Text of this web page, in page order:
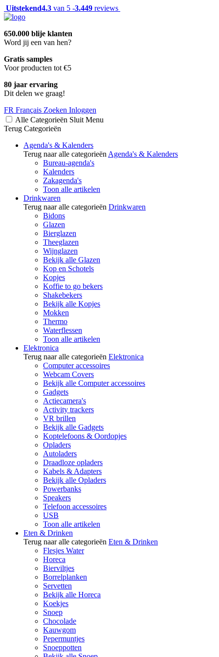
Uitstekend4.3 van 5 -3.449 reviews
650.000 blije klanten
Word jij een van hen?
Gratis samples
Voor producten tot €5
80 jaar ervaring
Dit delen we graag!
FR Français Zoeken Inloggen
Alle Categorieën Sluit Menu
Terug Categorieën
Agenda's & Kalenders
Terug naar alle categorieën Agenda's & Kalenders
Bureau-agenda's
Kalenders
Zakagenda's
Toon alle artikelen
Drinkwaren
Terug naar alle categorieën Drinkwaren
Bidons
Glazen
Bierglazen
Theeglazen
Wijnglazen
Bekijk alle Glazen
Kop en Schotels
Kopjes
Koffie to go bekers
Shakebekers
Bekijk alle Kopjes
Mokken
Thermo
Waterflessen
Toon alle artikelen
Elektronica
Terug naar alle categorieën Elektronica
Computer accessoires
Webcam Covers
Bekijk alle Computer accessoires
Gadgets
Actiecamera's
Activity trackers
VR brillen
Bekijk alle Gadgets
Koptelefoons & Oordopjes
Opladers
Autoladers
Draadloze opladers
Kabels & Adapters
Bekijk alle Opladers
Powerbanks
Speakers
Telefoon accessoires
USB
Toon alle artikelen
Eten & Drinken
Terug naar alle categorieën Eten & Drinken
Flesjes Water
Horeca
Bierviltjes
Borrelplanken
Servetten
Bekijk alle Horeca
Koekjes
Snoep
Chocolade
Kauwgom
Pepermuntjes
Snoeppotten